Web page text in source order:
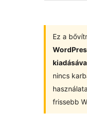
Ez a
nincs
frissebb